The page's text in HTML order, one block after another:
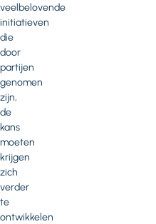
veelbelovende
initiatieven
die
door
partijen
genomen
zijn,
de
kans
moeten
krijgen
zich
verder
te
ontwikkelen